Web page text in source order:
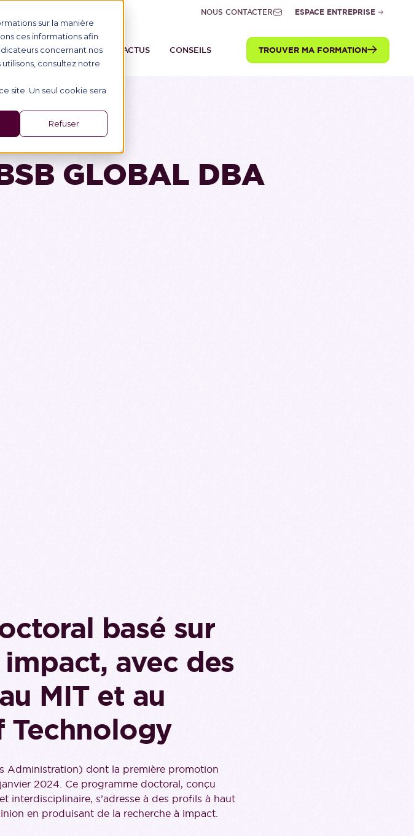
sur la manière
ces informations afin
concernant nos
utilisons, consultez notre
site. Un seul cookie sera
Refuser
NOUS CONTACTER ESPACE ENTREPRISE
ÉVÉNEMENTS ACTUS CONSEILS TROUVER MA FORMATION
GLOBAL DBA
basé sur
avec des
MIT et au
Technology
Administration) dont la première promotion
2024. Ce programme doctoral, conçu
interdisciplinaire, s’adresse à des profils à haut
en produisant de la recherche à impact.